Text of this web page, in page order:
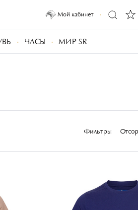
Мой кабинет
ЧАСЫ МИР SR
Фильтры